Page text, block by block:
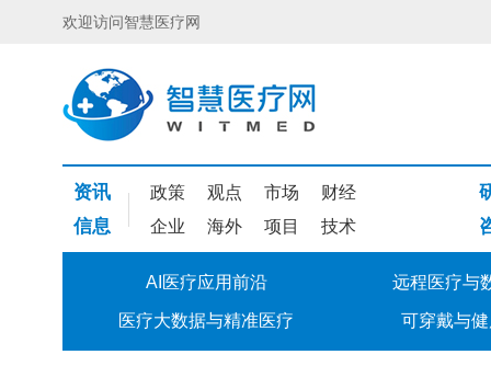
欢迎访问智慧医疗网
资讯 政策 观点 市场 财经
信息 企业 海外 项目 技术
AI医疗应用前沿 远程医疗与
医疗大数据与精准医疗 可穿戴与